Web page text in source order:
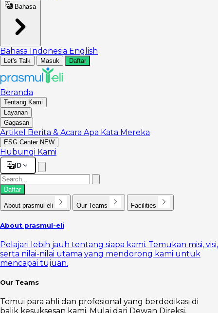
Bahasa
Bahasa Indonesia English
Let's Talk Masuk Daftar
Beranda
Tentang Kami
Layanan
Gagasan
Artikel Berita & Acara Apa Kata Mereka
ESG Center NEW
Hubungi Kami
ID
Daftar
About prasmul-eli Our Teams Facilities
About prasmul-eli
Pelajari lebih jauh tentang siapa kami. Temukan misi, visi,
serta nilai-nilai utama yang mendorong kami untuk
mencapai tujuan.
Our Teams
Temui para ahli dan profesional yang berdedikasi di
balik kesuksesan kami. Mulai dari Dewan Direksi,